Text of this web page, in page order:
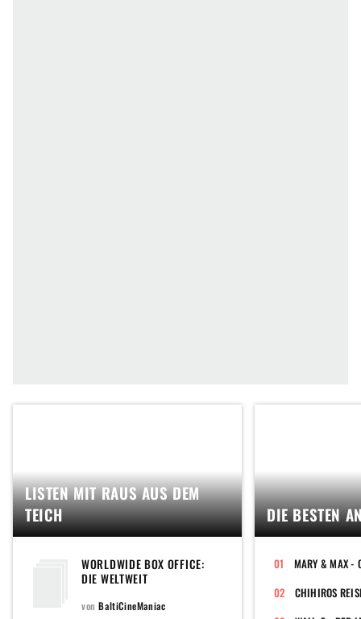
LISTEN MIT RAUS AUS DEM
TEICH
WORLDWIDE BOX OFFICE:
DIE WELTWEIT
DES JEWEILIGEN
vonBaltiCineManiac
DIE BESTEN
CHIHIROS